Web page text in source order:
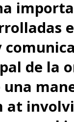
de la
una
at